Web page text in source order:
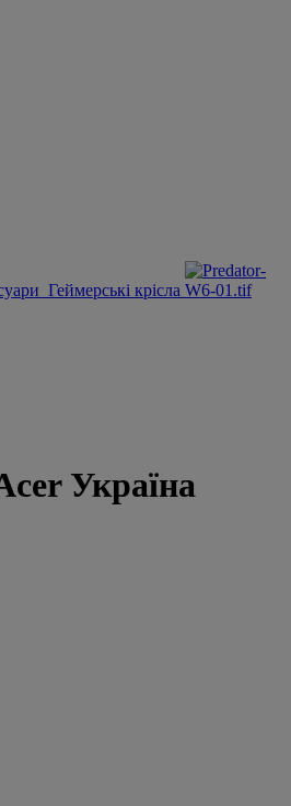
Геймерські крісла
Україна